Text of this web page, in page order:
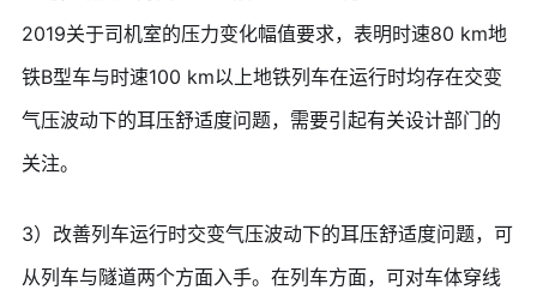
2019关于司机室的压力变化幅值要求，表明时速80 km地
铁B型车与时速100 km以上地铁列车在运行时均存在交变
气压波动下的耳压舒适度问题，需要引起有关设计部门的
关注。
3）改善列车运行时交变气压波动下的耳压舒适度问题，可
从列车与隧道两个方面入手。在列车方面，可对车体穿线